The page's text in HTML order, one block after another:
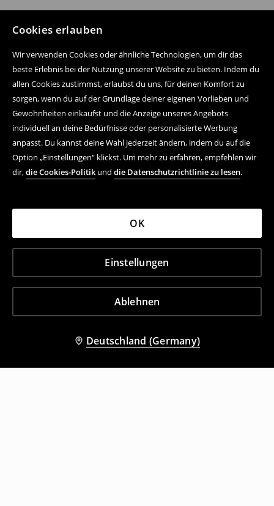
Cookies erlauben
Wir verwenden Cookies oder ähnliche Technologien, um dir das
beste Erlebnis bei der Nutzung unserer Website zu bieten. Indem du
allen Cookies zustimmst, erlaubst du uns, für deinen Komfort zu
sorgen, wenn du auf der Grundlage deiner eigenen Vorlieben und
Gewohnheiten einkaufst und die Anzeige unseres Angebots
individuell an deine Bedürfnisse oder personalisierte Werbung
anpasst. Du kannst deine Wahl jederzeit ändern, indem du auf die
Option „Einstellungen“ klickst. Um mehr zu erfahren, empfehlen wir
dir,die Cookies-Politik und die Datenschutzrichtlinie zu lesen.
Ablehnen
Einstellungen
OK
Deutschland (Germany)